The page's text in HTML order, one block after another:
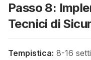
Passo 8:
Tecnici di
Tempistica: 8-16